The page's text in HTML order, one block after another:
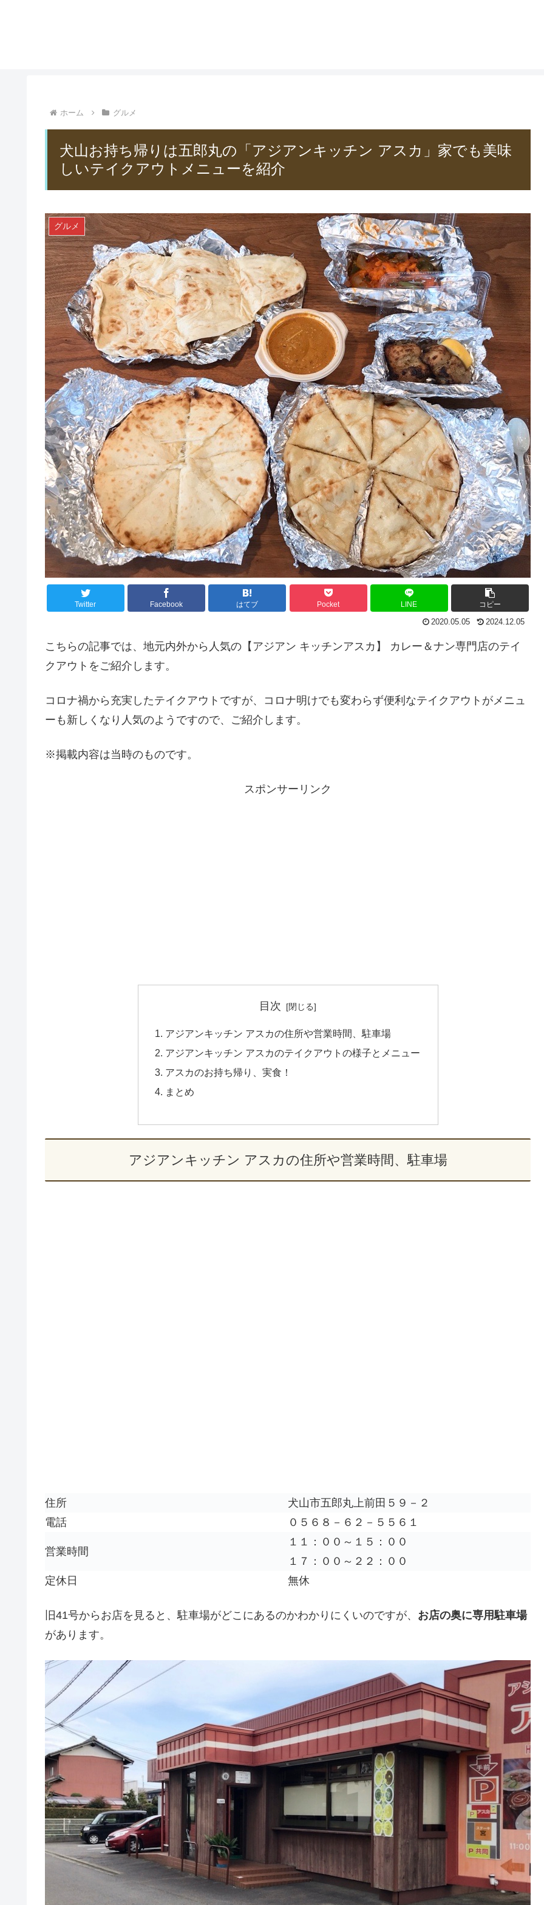
ホーム グルメ
犬山お持ち帰りは五郎丸の「アジアンキッチン アスカ」家でも美味
しいテイクアウトメニューを紹介
グルメ
Twitter Facebook はてブ Pocket LINE コピー
2020.05.05 2024.12.05
こちらの記事では、地元内外から人気の【アジアン キッチンアスカ】 カレー＆ナン専門店のテイ
クアウトをご紹介します。
コロナ禍から充実したテイクアウトですが、コロナ明けでも変わらず便利なテイクアウトがメニュ
ーも新しくなり人気のようですので、ご紹介します。
※掲載内容は当時のものです。
スポンサーリンク
目次
アジアンキッチン アスカの住所や営業時間、駐車場
アジアンキッチン アスカのテイクアウトの様子とメニュー
アスカのお持ち帰り、実食！
まとめ
アジアンキッチン アスカの住所や営業時間、駐車場
住所
犬山市五郎丸上前田５９－２
電話
０５６８－６２－５５６１
営業時間
１１：００～１５：００
１７：００～２２：００
定休日
無休
旧41号からお店を見ると、駐車場がどこにあるのかわかりにくいのですが、 お店の奥に専用駐車場
があります。